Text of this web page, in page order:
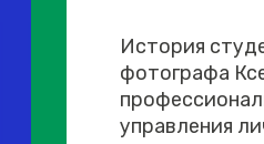
История
фотографа
управления